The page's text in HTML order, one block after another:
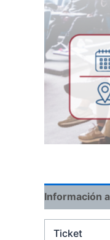
Información
Ticket